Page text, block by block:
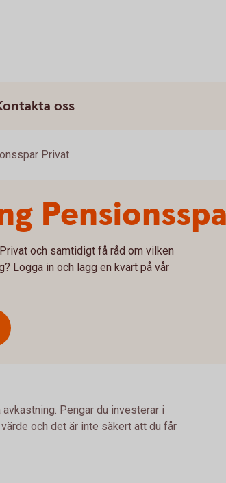
oss
Privat
och samtidigt få råd om vilken
Logga in och lägg en kvart på vår
Pengar du investerar i
och det är inte säkert att du får